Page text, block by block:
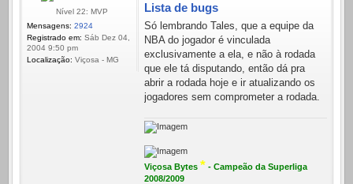
Nível 22: MVP
Mensagens: 2924
Registrado em: Sáb Dez 04,
2004 9:50 pm
Localização: Viçosa - MG
Lista de bugs
Só lembrando Tales, que a equipe da
NBA do jogador é vinculada
exclusivamente a ela, e não à rodada
que ele tá disputando, então dá pra
abrir a rodada hoje e ir atualizando os
jogadores sem comprometer a rodada.
Viçosa Bytes * - Campeão da Superliga
2008/2009